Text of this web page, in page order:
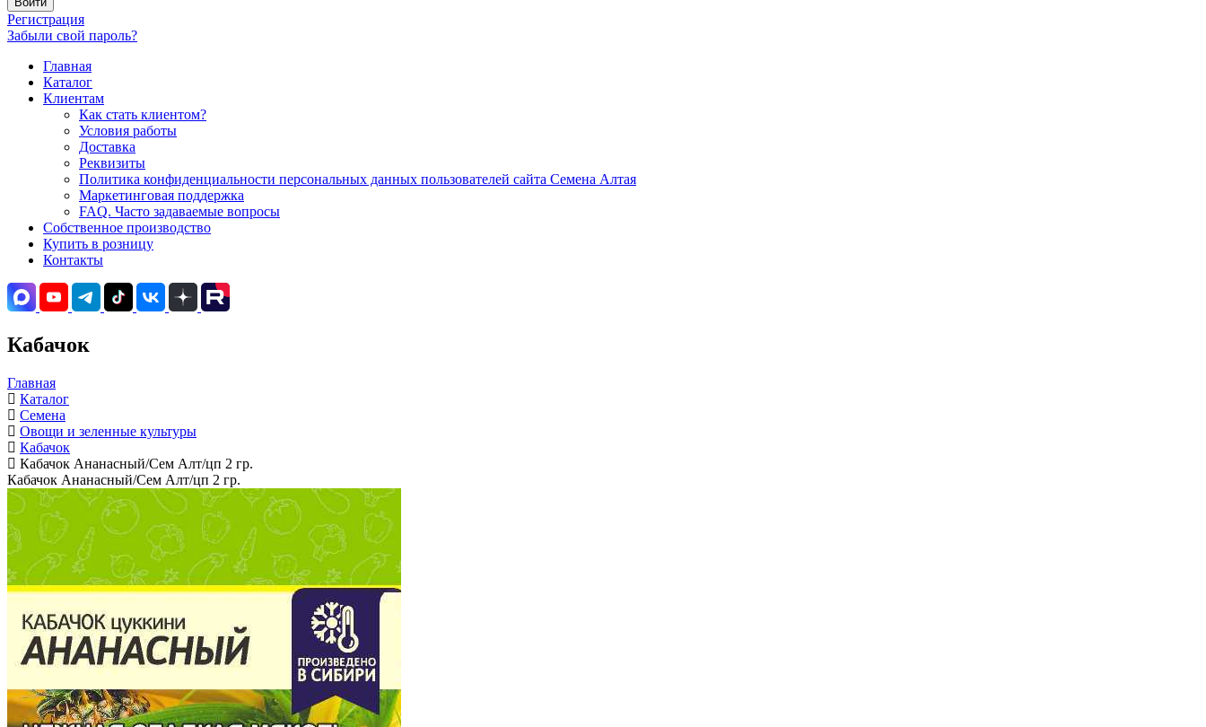
Регистрация
Забыли свой пароль?
Главная
Каталог
Клиентам
Как стать клиентом?
Условия работы
Доставка
Реквизиты
Политика конфиденциальности персональных данных пользователей сайта Семена Алтая
Маркетинговая поддержка
FAQ. Часто задаваемые вопросы
Собственное производство
Купить в розницу
Контакты
Кабачок
Главная
Каталог
Семена
Овощи и зеленные культуры
Кабачок
Кабачок Ананасный/Сем Алт/цп 2 гр.
Кабачок Ананасный/Сем Алт/цп 2 гр.